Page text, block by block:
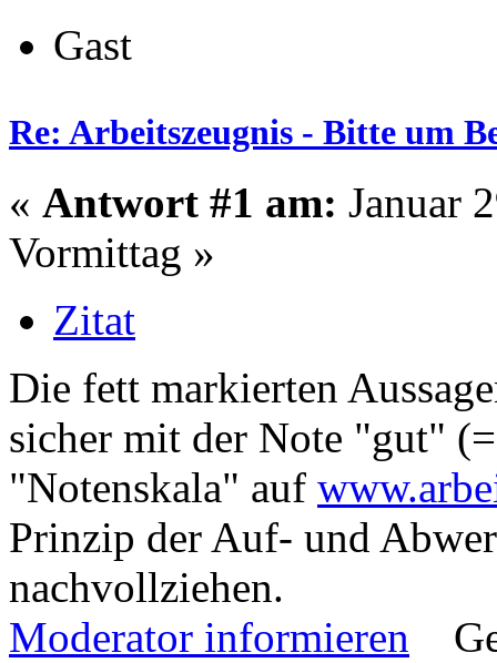
Gast
Re: Arbeitszeugnis - Bitte um
« Antwort #1 am: Januar
Vormittag »
Zitat
Die fett markierten
sicher mit der Note "gut"
"Notenskala" auf
Prinzip der Auf- und
nachvollziehen.
Moderator informieren